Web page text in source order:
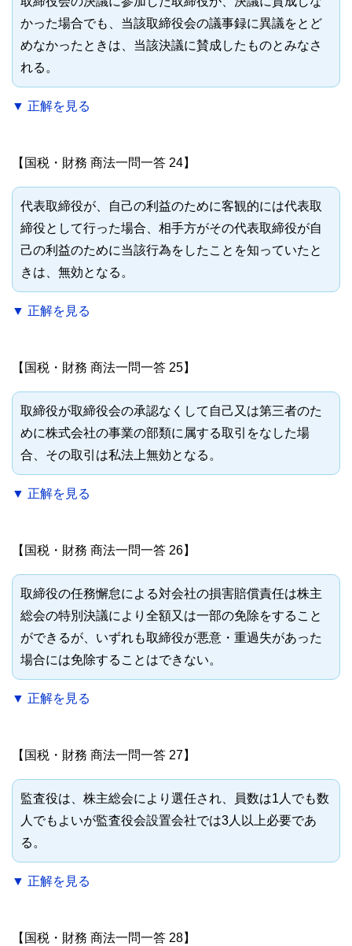
かった場合でも、当該取締役会の議事録に異議をとど
めなかったときは、当該決議に賛成したものとみなさ
れる。
▼ 正解を見る
【国税・財務 商法一問一答 24】
代表取締役が、自己の利益のために客観的には代表取
締役として行った場合、相手方がその代表取締役が自
己の利益のために当該行為をしたことを知っていたと
きは、無効となる。
▼ 正解を見る
【国税・財務 商法一問一答 25】
取締役が取締役会の承認なくして自己又は第三者のた
めに株式会社の事業の部類に属する取引をなした場
合、その取引は私法上無効となる。
▼ 正解を見る
【国税・財務 商法一問一答 26】
取締役の任務懈怠による対会社の損害賠償責任は株主
総会の特別決議により全額又は一部の免除をすること
ができるが、いずれも取締役が悪意・重過失があった
場合には免除することはできない。
▼ 正解を見る
【国税・財務 商法一問一答 27】
監査役は、株主総会により選任され、員数は1人でも数
人でもよいが監査役会設置会社では3人以上必要であ
る。
▼ 正解を見る
【国税・財務 商法一問一答 28】